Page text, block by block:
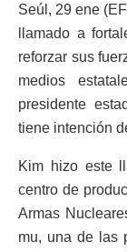
Seúl, 29 ene
llamado a
reforzar sus
medios
presidente
tiene intención
Kim hizo este
centro de
Armas
mu, una de las